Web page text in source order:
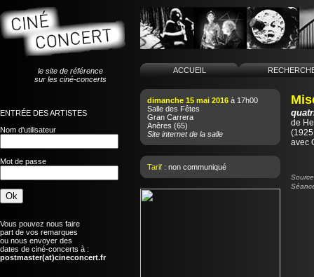
le site de référence
sur les ciné-concerts
ENTRÉE DES ARTISTES
Nom d'utilisateur
Mot de passe
Vous pouvez nous faire
part de vos remarques
ou nous envoyer des
dates de ciné-concerts à :
postmaster(at)cineconcert.fr
ACCUEIL
dimanche 15 mai 2016 à 17h00
Salle des Fêtes
Gran Carrera
Anères (65)
Site internet de la salle
Tarif : non communiqué
de
avec